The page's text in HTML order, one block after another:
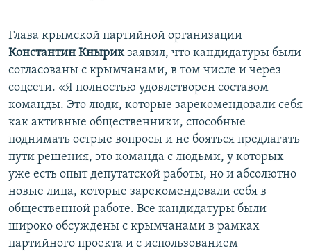
Глава крымской партийной организации
Константин Кнырикзаявил, что кандидатуры были
согласованы с крымчанами, в том числе и через
соцсети. «Я полностью удовлетворен составом
команды. Это люди, которые зарекомендовали себя
как активные общественники, способные
поднимать острые вопросы и не бояться предлагать
пути решения, это команда с людьми, у которых
уже есть опыт депутатской работы, но и абсолютно
новые лица, которые зарекомендовали себя в
общественной работе. Все кандидатуры были
широко обсуждены с крымчанами в рамках
партийного проекта и с использованием